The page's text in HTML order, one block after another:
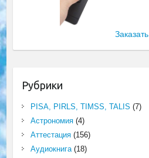
Заказать
Рубрики
PISA, PIRLS, TIMSS, TALIS (7)
Астрономия(4)
Аттестация(156)
Аудиокнига(18)